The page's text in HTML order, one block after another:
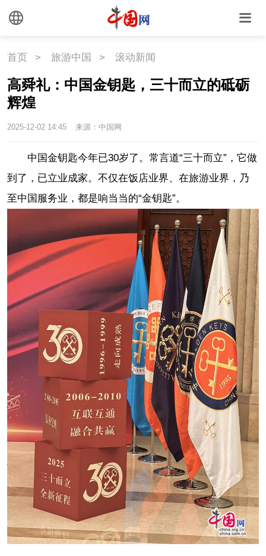
首页 > 旅游中国 > 滚动新闻
高舜礼：中国金钥匙，三十而立的砥砺
辉煌
2025-12-02 14:45 来源：中国网
中国金钥匙今年已30岁了。常言道“三十而立”，它做
到了，已立业成家。不仅在饭店业界、在旅游业界，乃
至中国服务业，都是响当当的“金钥匙”。